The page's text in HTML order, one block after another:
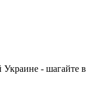
Украине - шагайте в